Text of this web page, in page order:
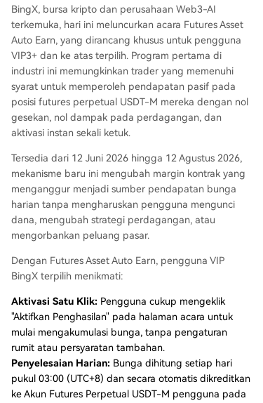
ga hanya dengan mengeklik "Activate Earning".
- **Penyelesaian Harian:** Bunga dihitung setia
p hari pukul 03:00 (UTC+8) dan dikreditkan ke a
kun futures pengguna keesokan harinya pukul 0
8:00 (UTC+8). - **Tidak Ada Periode Mengunci:*
* Dana tetap likuid dan dapat diperdagangkan
kapan saja. - **Hadiah Berdasarkan Tier VIP:** T
ingkat VIP yang lebih tinggi mendapatkan suku
bunga lebih menarik, hingga 4%. Program ini me
mungkinkan mereka memaksimalkan keuntunga
n dari margin kontrak yang menganggur tanpa
perlu mengubah strategi trading. Sebagai mitra
utama Chelsea FC sejak 2024 dan mitra resmi b
ursa kripto pertama untuk Scuderia Ferrari HP p
ada 2026, BingX terus berinovasi untuk melayan
BingX, bursa kripto dan perusahaan Web3-AI
terkemuka, hari ini meluncurkan acara Futures Asset
Auto Earn, yang dirancang khusus untuk pengguna
VIP3+ dan ke atas terpilih. Program pertama di
industri ini memungkinkan trader yang memenuhi
syarat untuk memperoleh pendapatan pasif pada
posisi futures perpetual USDT-M mereka dengan nol
gesekan, nol dampak pada perdagangan, dan
aktivasi instan sekali ketuk.
Tersedia dari 12 Juni 2026 hingga 12 Agustus 2026,
mekanisme baru ini mengubah margin kontrak yang
menganggur menjadi sumber pendapatan bunga
harian tanpa mengharuskan pengguna mengunci
dana, mengubah strategi perdagangan, atau
mengorbankan peluang pasar.
Dengan Futures Asset Auto Earn, pengguna VIP
BingX terpilih menikmati:
Aktivasi Satu Klik: Pengguna cukup mengeklik
"Aktifkan Penghasilan" pada halaman acara untuk
mulai mengakumulasi bunga, tanpa pengaturan
rumit atau persyaratan tambahan.
Penyelesaian Harian: Bunga dihitung setiap hari
pukul 03:00 (UTC+8) dan secara otomatis dikreditkan
ke Akun Futures Perpetual USDT-M pengguna pada